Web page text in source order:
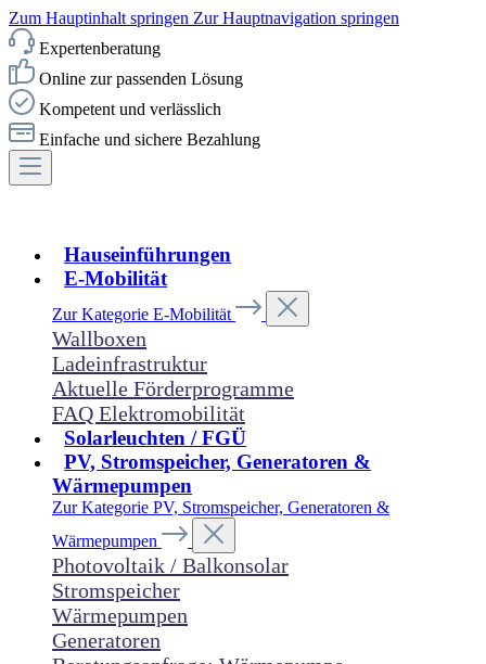
Zum Hauptinhalt springen Zur Hauptnavigation springen
Expertenberatung
Online zur passenden Lösung
Kompetent und verlässlich
Einfache und sichere Bezahlung
Hauseinführungen
E-Mobilität
Zur Kategorie E-Mobilität
Wallboxen
Ladeinfrastruktur
Aktuelle Förderprogramme
FAQ Elektromobilität
Solarleuchten / FGÜ
PV, Stromspeicher, Generatoren &
Wärmepumpen
Zur Kategorie PV, Stromspeicher, Generatoren &
Wärmepumpen
Photovoltaik / Balkonsolar
Stromspeicher
Wärmepumpen
Generatoren